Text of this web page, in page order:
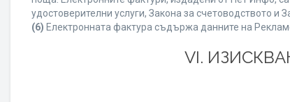
удостоверителни услуги, Закона за счетоводството
(6) Електронната фактура съдържа данните на
VI.